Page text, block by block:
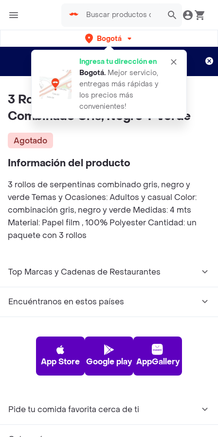
Bogotá
Ingresa tu dirección en
Bogotá. Mejor servicio,
entregas más rápidas y
los precios más
convenientes!
envíos gratis por semanas
Aplican TyC
3 Rollos De Serpentinas
Combinado Gris, Negro Y Verde
Agotado
Información del producto
3 rollos de serpentinas combinado gris, negro y
verde Temas y Ocasiones: Adultos y casual Color:
combinación gris, negro y verde Medidas: 4 mts
Material: Papel film , 100% Polyester Cantidad: un
paquete con 3 rollos
Top Marcas y Cadenas de Restaurantes
Encuéntranos en estos países
App Store Google play AppGallery
Pide tu comida favorita cerca de ti